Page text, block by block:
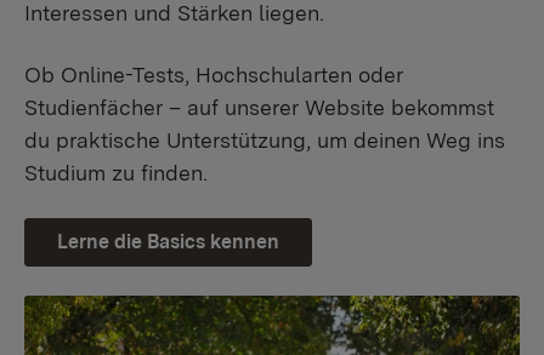
Interessen und Stärken liegen.
Ob Online-Tests, Hochschularten oder
Studienfächer – auf unserer Website bekommst
du praktische Unterstützung, um deinen Weg ins
Studium zu finden.
Lerne die Basics kennen